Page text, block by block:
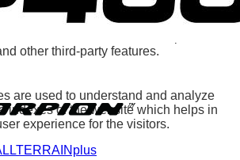
to perform certain functionalities like
the website on social media platforms,
other third-party features.
are used to understand and analyze
indexes of the website which helps in
experience for the visitors.